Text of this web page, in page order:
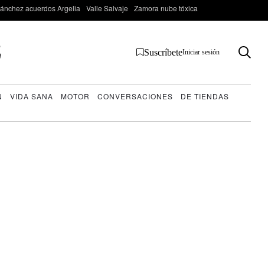
acuerdos Argelia Valle Salvaje Zamora nube tóxica
SuscríbeteIniciar sesión
VIDA SANA MOTOR CONVERSACIONES
DE TIENDAS